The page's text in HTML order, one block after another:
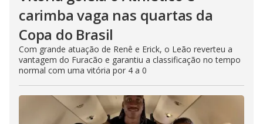
carimba vaga nas quartas da
Copa do Brasil
Com grande atuação de Renê e Erick, o Leão reverteu a
vantagem do Furacão e garantiu a classificação no tempo
normal com uma vitória por 4 a 0